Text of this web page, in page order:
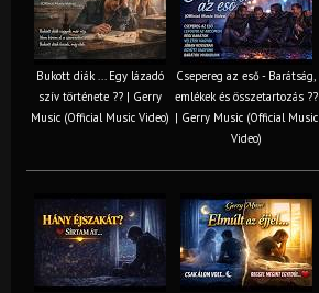
Bukott diák ... Egy lázadó
szív története ?? | Gerry
Music (Official Music Video)
Csepereg az eső - Barátság,
emlékek és összetartozás ?️?
| Gerry Music (Official Music
Video)